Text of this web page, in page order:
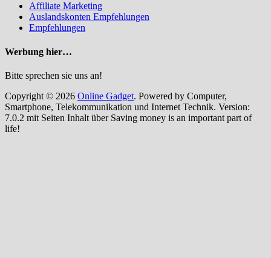
Affiliate Marketing
Auslandskonten Empfehlungen
Empfehlungen
Werbung hier…
Bitte sprechen sie uns an!
Copyright © 2026 Online Gadget. Powered by Computer,
Smartphone, Telekommunikation und Internet Technik. Version:
7.0.2 mit Seiten Inhalt über Saving money is an important part of
life!